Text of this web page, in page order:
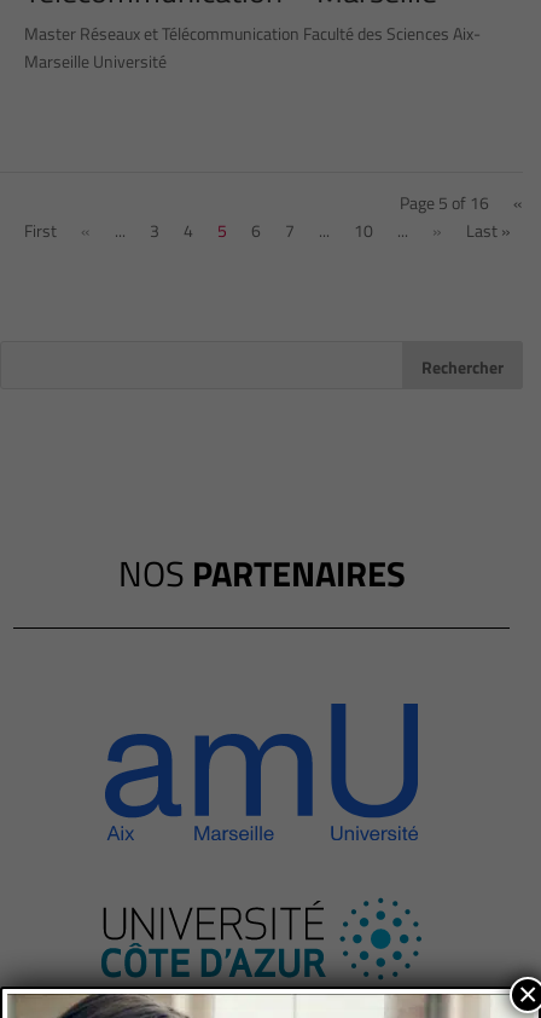
Master Réseaux et Télécommunication Faculté des Sciences Aix-
Marseille Université
Page 5 of 16
«
First
« ... 3 4 5 6 7 ... 10 ... » Last »
NOS PARTENAIRES
×